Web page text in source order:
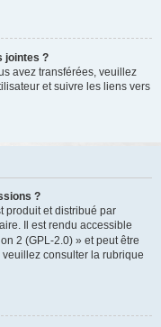
jointes ?
avez transférées, veuillez
et suivre les liens vers
?
produit et distribué par
Il est rendu accessible
2 (GPL-2.0) » et peut être
consulter la rubrique